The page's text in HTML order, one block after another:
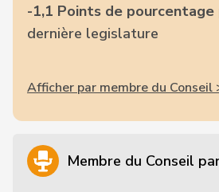
-1,1 Points de pourcentage
dernière legislature
Afficher par membre du Conseil
Membre du Conseil